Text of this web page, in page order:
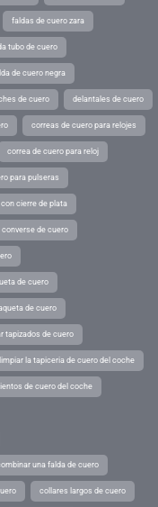
faldas de cuero zara
tubo de cuero
de cuero negra
de cuero delantales de cuero
correas de cuero para relojes
correa de cuero para reloj
para pulseras
cierre de plata
converse de cuero
de cuero
de cuero
tapizados de cuero
la tapiceria de cuero del coche
de cuero del coche
una falda de cuero
collares largos de cuero